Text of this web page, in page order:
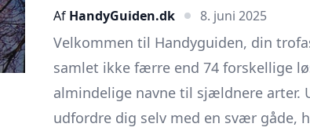
Af HandyGuiden.dk 8. juni 2025
Velkommen til Handyguiden, din
samlet ikke færre end 74 forskellige
almindelige navne til sjældnere arter.
udfordre dig selv med en svær gåde,